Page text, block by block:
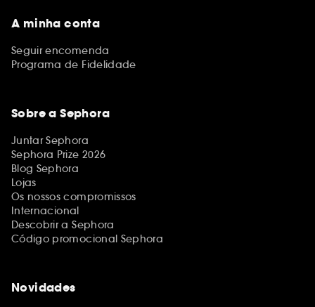
A minha conta
Seguir encomenda
Programa de Fidelidade
Sobre a Sephora
Juntar Sephora
Sephora Prize 2026
Blog Sephora
Lojas
Os nossos compromissos
Internacional
Descobrir a Sephora
Código promocional Sephora
Novidades